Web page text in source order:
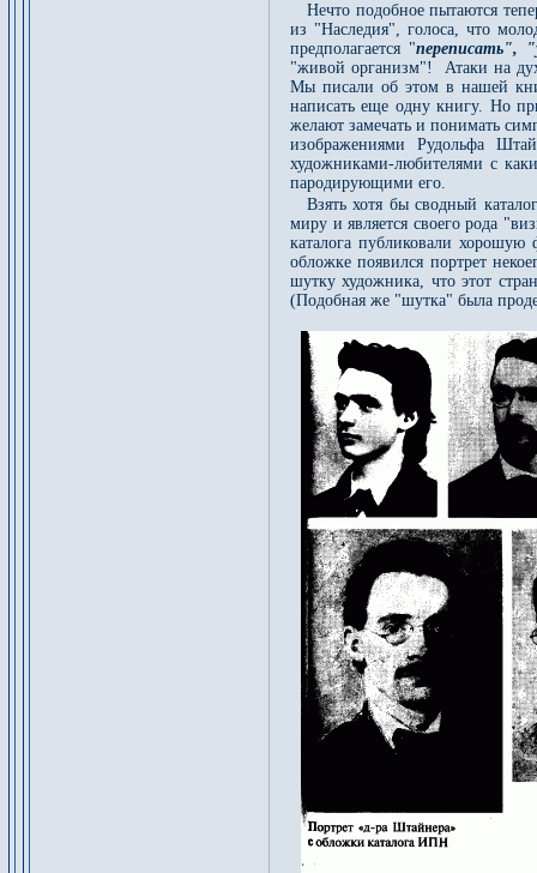
Нечто подобное пытаются
из "Наследия", голоса, что
предполагается "переписать",
"живой организм"! Атаки на
Мы писали об этом в нашей
написать еще одну книгу. Но
желают замечать и понимать
изображениями Рудольфа
художниками-любителями с
пародирующими его.
Взять хотя бы сводный
миру и является своего рода
каталога публиковали
обложке появился портрет
шутку художника, что этот
(Подобная же "шутка" была